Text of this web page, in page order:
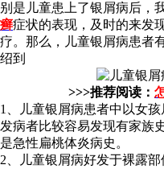
别是儿童患上了银屑病后，
癣症状的表现，及时的来发
疗。那么，儿童银屑病患者
绍到
>>>推荐阅读：
1、儿童银屑病患者中以女
发病者比较容易发现有家族
是急性扁桃体炎病史。
2、儿童银屑病好发于裸露